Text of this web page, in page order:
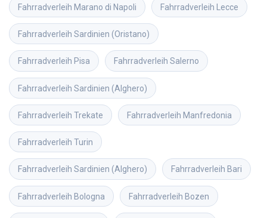
Fahrradverleih Marano di Napoli Fahrradverleih Lecce
Fahrradverleih Sardinien (Oristano)
Fahrradverleih Pisa Fahrradverleih Salerno
Fahrradverleih Sardinien (Alghero)
Fahrradverleih Trekate Fahrradverleih Manfredonia
Fahrradverleih Turin
Fahrradverleih Sardinien (Alghero) Fahrradverleih Bari
Fahrradverleih Bologna Fahrradverleih Bozen